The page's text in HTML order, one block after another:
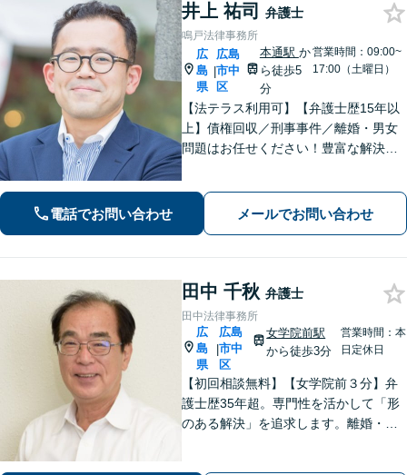
井上 祐司 弁護士
鳴戸法律事務所
広
島
県
|
広島
市中
区
本通駅 か
ら徒歩5
分
営業時間：09:00~
17:00（土曜日）
【法テラス利用可】【弁護士歴15年以
上】債権回収／刑事事件／離婚・男女
問題はお任せください！豊富な解決実
談】【完全個室相談】【休日・夜間対
応可】【本通駅5分】
電話でお問い合わせ メールでお問い合わせ
田中 千秋 弁護士
田中法律事務所
広
島
県
|
広島
市中
区
女学院前駅
から徒歩3分
営業時間：本
日定休日
【初回相談無料】【女学院前３分】弁
護士歴35年超。専門性を活かして「形
のある解決」を追求します。離婚・債